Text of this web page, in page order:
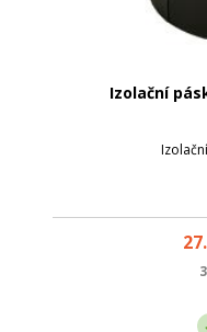
Izolační